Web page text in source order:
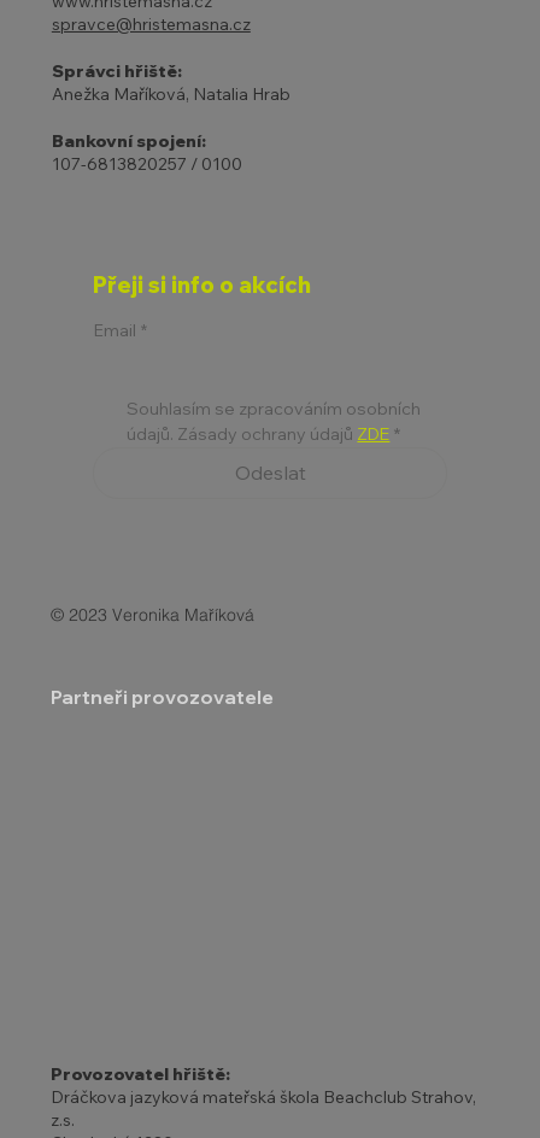
Provozovatel hřiště:
Dráčkova jazyková mateřská škola Beachclub Strahov,
z.s.
spravce@hristemasna.cz
Správci hřiště:
Anežka Maříková, Natalia Hrab
Bankovní spojení:
107-6813820257 / 0100
Přeji si info o akcích
Email *
Souhlasím se zpracováním osobních
údajů. Zásady ochrany údajů ZDE *
Odeslat
© 2023 Veronika Maříková
Partneři provozovatele